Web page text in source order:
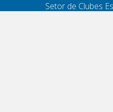
Setor de Clubes